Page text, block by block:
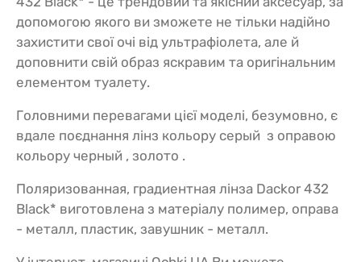
допомогою якого ви зможете не тільки надійно
захистити свої очі від ультрафіолета, але й
доповнити свій образ яскравим та оригінальним
елементом туалету.
Головними перевагами цієї моделі, безумовно, є
вдале поєднання лінз кольору серый з оправою
кольору черный , золото .
Поляризованная, градиентная лінза Dackor 432
Black* виготовлена з матеріалу полимер, оправа
- металл, пластик, завушник - металл.